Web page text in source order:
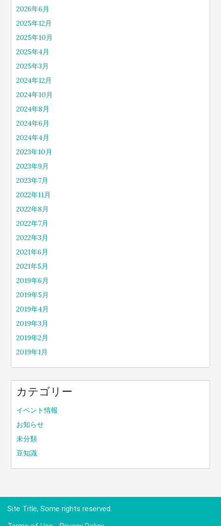
2026年6月
2025年12月
2025年10月
2025年4月
2025年3月
2024年12月
2024年10月
2024年8月
2024年6月
2024年4月
2023年10月
2023年9月
2023年7月
2022年11月
2022年8月
2022年7月
2022年3月
2021年6月
2021年5月
2019年6月
2019年5月
2019年4月
2019年3月
2019年2月
2019年1月
カテゴリー
イベント情報
お知らせ
未分類
豆知識
Site Title, Some rights reserved.